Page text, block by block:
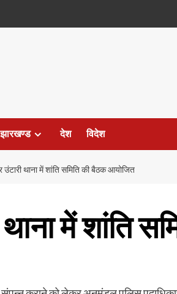
झारखण्ड देश विदेश
थाना में शांति समिति की बैठक आयोजित
में शांति